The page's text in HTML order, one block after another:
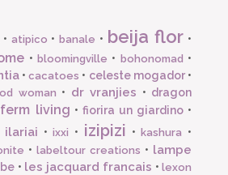
atipico •banale • beija flor •
• bloomingville • bohonomad •
•cacatoes • celeste mogador•
woman • dr vranjies • dragon
ferm living • fiorira un giardino•
ilariai •ixxi • izipizi •kashura •
• labeltour creations • lampe
• les jacquard francais •lexon